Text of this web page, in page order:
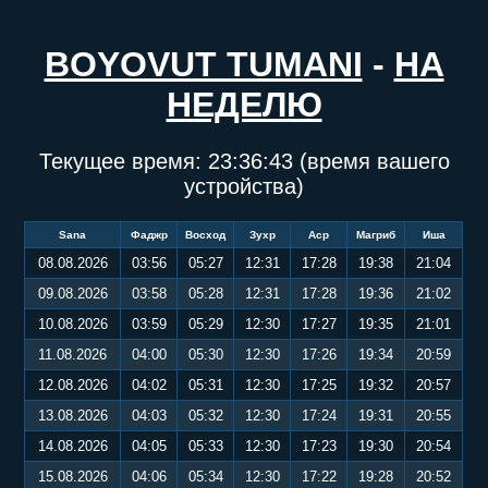
BOYOVUT TUMANI - НА
НЕДЕЛЮ
Текущее время: 23:36:43(время вашего
устройства)
Sana Фаджр Восход Зухр Аср Магриб Иша
08.08.2026 03:56 05:27 12:31 17:28 19:38
21:04
09.08.2026
03:58 05:28 12:31 17:28 19:36
21:02
10.08.2026
03:59 05:29 12:30 17:27 19:35
21:01
11.08.2026
04:00 05:30 12:30 17:26 19:34
20:59
12.08.2026
04:02 05:31 12:30 17:25 19:32
20:57
13.08.2026
04:03 05:32 12:30 17:24 19:31
20:55
14.08.2026
04:05 05:33 12:30 17:23 19:30
20:54
15.08.2026
04:06 05:34 12:30 17:22 19:28 20:52